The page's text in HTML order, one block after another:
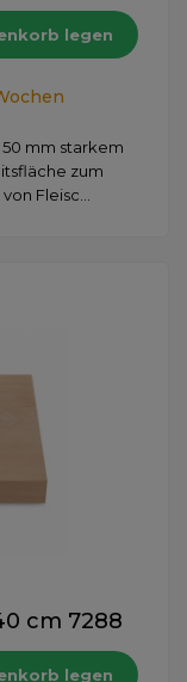
legen
mm starkem
zum
Fleisc...
cm 7288
legen